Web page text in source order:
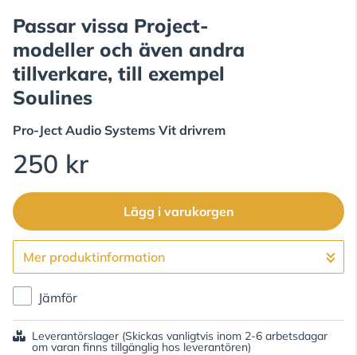
Passar vissa Project-
modeller och även andra
tillverkare, till exempel
Soulines
Pro-Ject Audio Systems Vit drivrem
250 kr
Lägg i varukorgen
Gå till kassan
Mer produktinformation
Jämför
Leverantörslager (Skickas vanligtvis inom 2-6 arbetsdagar
om varan finns tillgänglig hos leverantören)